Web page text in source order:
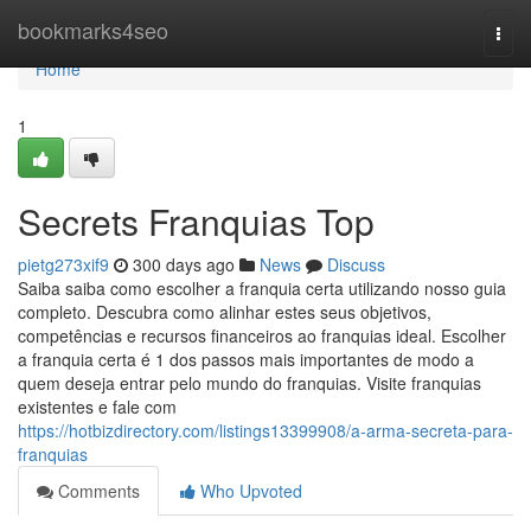
bookmarks4seo
Home
Home
1
Secrets Franquias Top
pietg273xif9 300 days ago News
Discuss
Saiba saiba como escolher a franquia certa utilizando nosso guia
completo. Descubra como alinhar estes seus objetivos,
competências e recursos financeiros ao franquias ideal. Escolher
a franquia certa é 1 dos passos mais importantes de modo a
quem deseja entrar pelo mundo do franquias. Visite franquias
existentes e fale com
https://hotbizdirectory.com/listings13399908/a-arma-secreta-para-
franquias
Comments
Who Upvoted